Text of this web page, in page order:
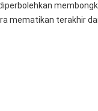
mematikan terakhir